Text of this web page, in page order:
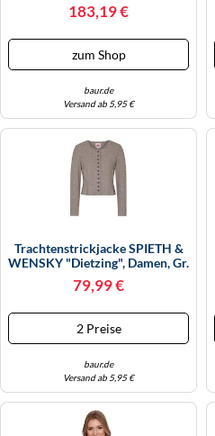
Ziegennappaleder GONA.,
Aus Echtem Leder (13921423-L)
Cognac
183,19 €
zum Shop
baur.de
Versand ab 5,95 €
Trachtenstrickjacke SPIETH &
WENSKY "Dietzing", Damen, Gr.
36, Braun (taupe), Obermaterial:
50% Viskose CV. 24% Polyester
Rundhals, Strickjacken,
79,99 €
2 Preise
baur.de
Versand ab 5,95 €